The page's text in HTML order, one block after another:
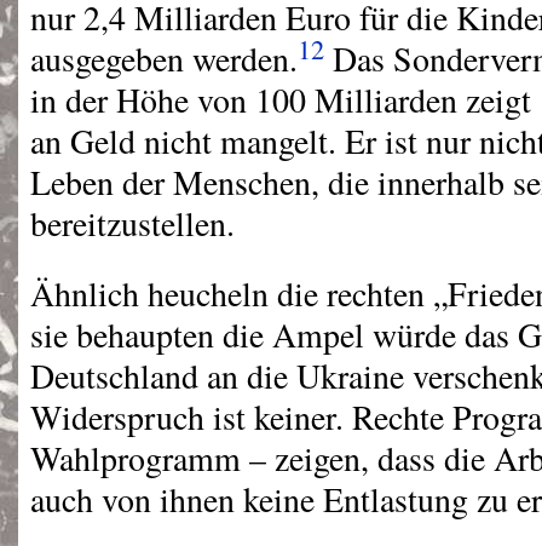
nur 2,4 Milliarden Euro für die
ausgegeben werden.12 Das
in der Höhe von 100 Milliarden zeigt
an Geld nicht mangelt. Er ist nur
Leben der Menschen, die innerhalb
bereitzustellen.
Ähnlich heucheln die rechten
sie behaupten die Ampel würde das
Deutschland an die Ukraine
Widerspruch ist keiner. Rechte
Wahlprogramm – zeigen, dass die
auch von ihnen keine Entlastung zu